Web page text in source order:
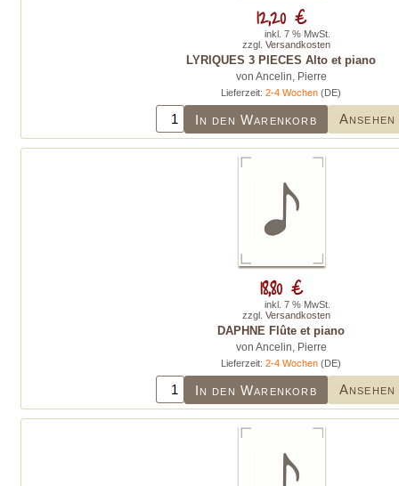
LYRIQUES 3 PIECES Alto et piano
von Ancelin, Pierre
Lieferzeit:2-4 Wochen (DE)
In den Warenkorb Ansehen
12,20 €
inkl. 7 % MwSt.
zzgl. Versandkosten
DAPHNE Flûte et piano
von Ancelin, Pierre
Lieferzeit:2-4 Wochen (DE)
In den Warenkorb Ansehen
18,80 €
inkl. 7 % MwSt.
zzgl. Versandkosten